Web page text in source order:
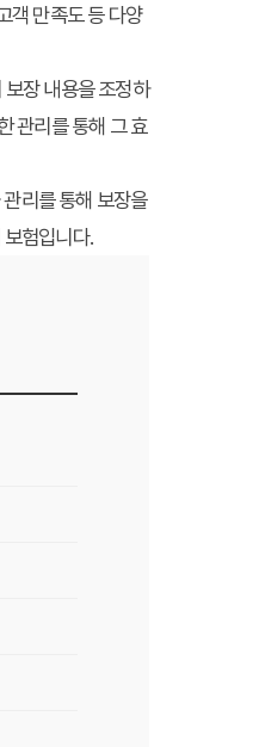
객 만족도 등 다양
장 내용을 조정하
관리를 통해 그 효
리를 통해 보장을
험입니다.